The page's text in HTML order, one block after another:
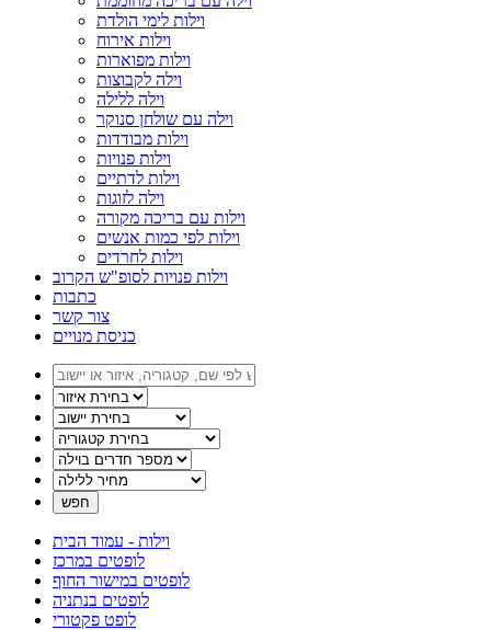
וילות לימי הולדת
וילות אירוח
וילות מפוארות
וילה לקבוצות
וילה ללילה
וילה עם שולחן סנוקר
וילות מבודדות
וילות פנויות
וילות לדתיים
וילה לזוגות
וילות עם בריכה מקורה
וילות לפי כמות אנשים
וילות לחרדים
וילות פנויות לסופ"ש הקרוב
כתבות
צור קשר
כניסת מנויים
וילות - עמוד הבית
לופטים במרכז
לופטים במישור החוף
לופטים בנתניה
לופט פקטורי